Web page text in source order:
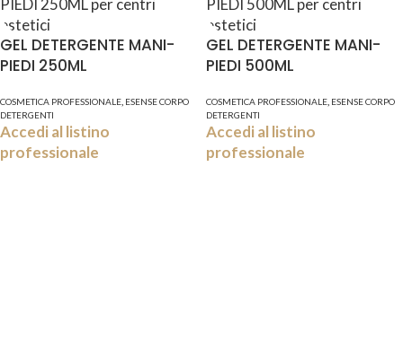
GEL DETERGENTE MANI-
PIEDI 250ML
COSMETICA PROFESSIONALE ESENSE CORPO
DETERGENTI
Accedi al listino
professionale
GEL DETERGENTE MANI-
PIEDI 500ML
COSMETICA PROFESSIONALE ESENSE CORPO
DETERGENTI
Accedi al listino
professionale